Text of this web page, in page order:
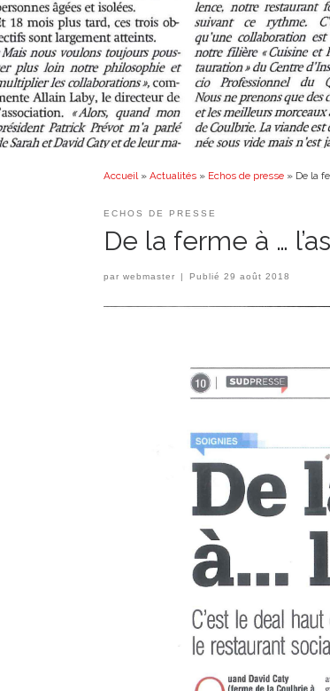
Accueil » Actualités » Echos de presse » De la
ECHOS DE PRESSE
De la ferme à …
par webmaster | Publié29 août 2018